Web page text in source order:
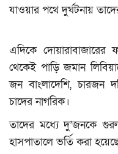
যাওয়ার পথে দুর্ঘটনায়
এদিকে
থেকেই পাড়ি জমান
জন বাংলাদেশি, চারজন
চাদের নাগরিক।
তাদের মধ্যে দু’জনকে
হাসপাতালে ভর্তি করা